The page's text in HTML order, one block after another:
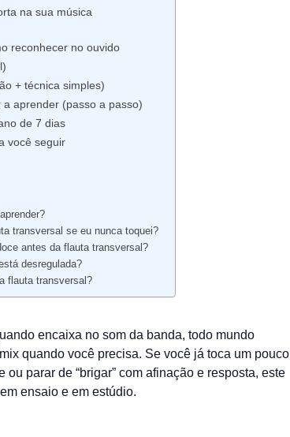
na sua música
reconhecer no ouvido
+ técnica simples)
aprender (passo a passo)
de 7 dias
você seguir
transversal se eu nunca toquei?
antes da flauta transversal?
desregulada?
flauta transversal?
encaixa no som da banda, todo mundo
quando você precisa. Se você já toca um pouco
parar de “brigar” com afinação e resposta, este
ensaio e em estúdio.